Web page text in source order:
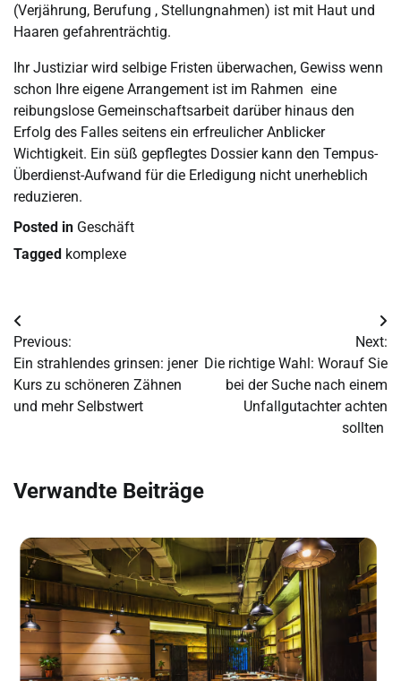
(Verjährung, Berufung , Stellungnahmen) ist mit Haut und
Haaren gefahrenträchtig.
Ihr Justiziar wird selbige Fristen überwachen, Gewiss wenn
schon Ihre eigene Arrangement ist im Rahmen eine
reibungslose Gemeinschaftsarbeit darüber hinaus den
Erfolg des Falles seitens ein erfreulicher Anblicker
Wichtigkeit. Ein süß gepflegtes Dossier kann den Tempus-
Überdienst-Aufwand für die Erledigung nicht unerheblich
reduzieren.
Posted in Geschäft
Tagged komplexe
Post
navigation
Previous:
Ein strahlendes grinsen: jener
Kurs zu schöneren Zähnen
und mehr Selbstwert
Next:
Die richtige Wahl: Worauf Sie
bei der Suche nach einem
Unfallgutachter achten
sollten
Verwandte Beiträge